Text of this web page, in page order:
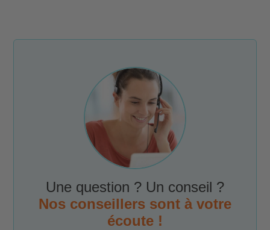
Une question ? Un conseil ?
Nos conseillers sont à votre
écoute !